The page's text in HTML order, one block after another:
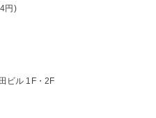
円)
ビル 1F・2F